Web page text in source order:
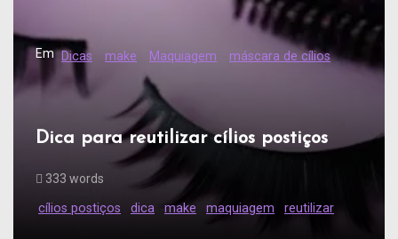
Em Dicas make Maquiagem máscara de cílios
Dica para reutilizar cílios postiços
333 words
cílios postiços dica make maquiagem reutilizar